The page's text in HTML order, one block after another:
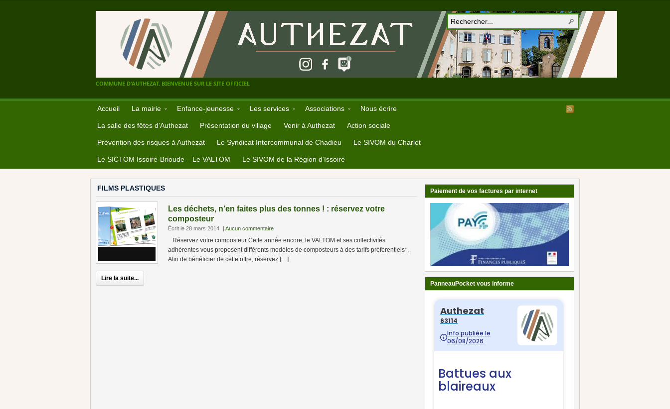
COMMUNE D'AUTHEZAT, BIENVENUE SUR LE SITE OFFICIEL
Accueil La mairie Enfance-jeunesse Les services Associations Nous écrire
La salle des fêtes d’Authezat Présentation du village Venir à Authezat Action sociale
Prévention des risques à Authezat Le Syndicat Intercommunal de Chadieu Le SIVOM du Charlet
Le SICTOM Issoire-Brioude – Le VALTOM Le SIVOM de la Région d’Issoire
FILMS PLASTIQUES
Les déchets, n’en faites plus des tonnes ! : réservez votre
composteur
Écrit le 28 mars 2014 | Aucun commentaire
Réservez votre composteur Cette année encore, le VALTOM et ses collectivités
adhérentes vous proposent différents modèles de composteurs à des tarifs préférentiels*.
Afin de bénéficier de cette offre, réservez […]
Lire la suite...
Paiement de vos factures par internet
PanneauPocket vous informe